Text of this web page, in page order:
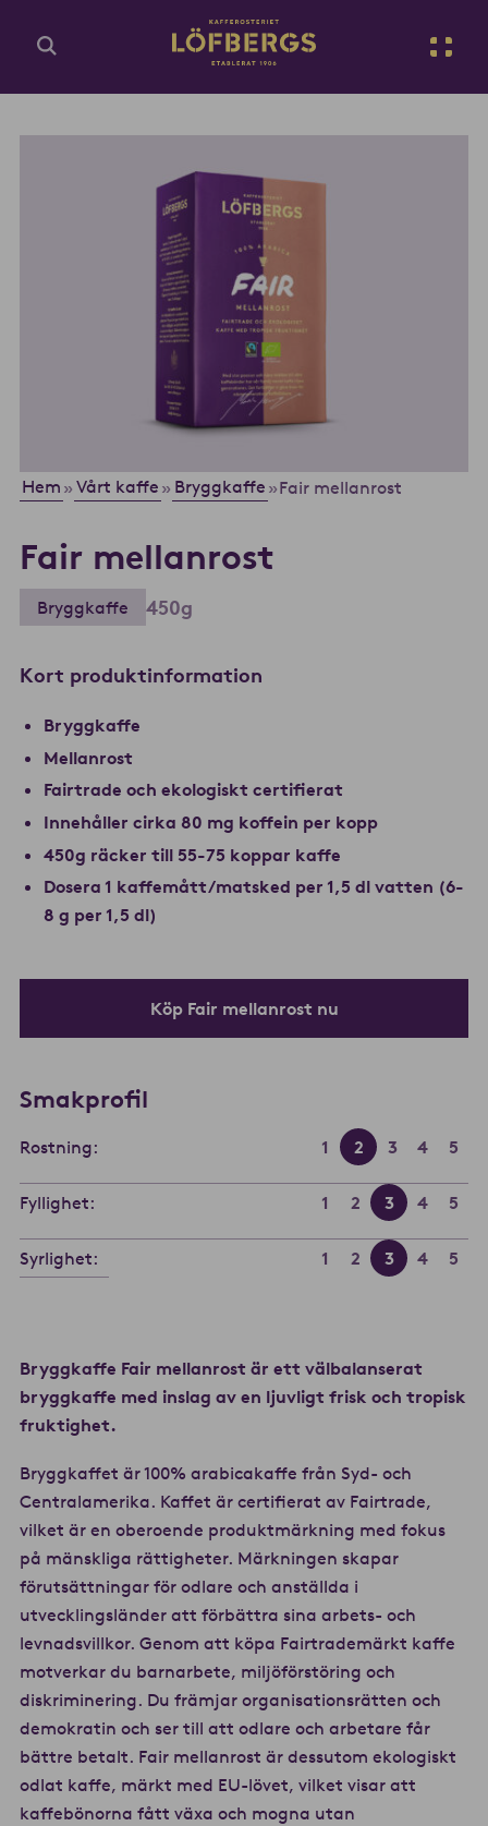
Gå till huvudinnehåll
Sv
Ange din sökfråga...
Hem » Vårt kaffe » Bryggkaffe »Fair mellanrost
Fair mellanrost
Bryggkaffe 450g
Kort produktinformation
Bryggkaffe
Mellanrost
Fairtrade och ekologiskt certifierat
Innehåller cirka 80 mg koffein per kopp
450g räcker till 55-75 koppar kaffe
Dosera 1 kaffemått/matsked per 1,5 dl vatten (6-
8 g per 1,5 dl)
Köp Fair mellanrost nu
Smakprofil
Rostning: 1 2 3 4 5
Fyllighet: 1 2 3 4 5
Syrlighet: 1 2 3 4 5
Bryggkaffe Fair mellanrost är ett välbalanserat
bryggkaffe med inslag av en ljuvligt frisk och tropisk
fruktighet.
Bryggkaffet är 100% arabicakaffe från Syd- och
Centralamerika. Kaffet är certifierat av Fairtrade,
vilket är en oberoende produktmärkning med fokus
på mänskliga rättigheter. Märkningen skapar
förutsättningar för odlare och anställda i
utvecklingsländer att förbättra sina arbets- och
levnadsvillkor. Genom att köpa Fairtrademärkt kaffe
motverkar du barnarbete, miljöförstöring och
diskriminering. Du främjar organisationsrätten och
demokratin och ser till att odlare och arbetare får
bättre betalt. Fair mellanrost är dessutom ekologiskt
odlat kaffe, märkt med EU-lövet, vilket visar att
kaffebönorna fått växa och mogna utan